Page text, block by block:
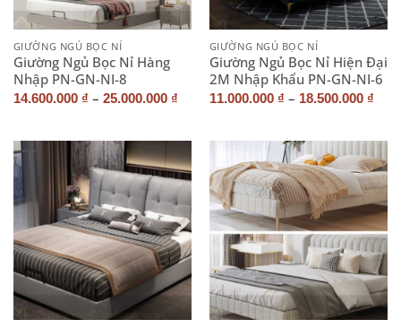
GIƯỜNG NGỦ BỌC NỈ
Giường Ngủ Bọc Nỉ Hàng
Nhập PN-GN-NI-8
14.600.000 ₫ – 25.000.000 ₫
GIƯỜNG NGỦ BỌC NỈ
Giường Ngủ Bọc Nỉ Hiện Đại
2M Nhập Khẩu PN-GN-NI-6
11.000.000 ₫ – 18.500.000 ₫